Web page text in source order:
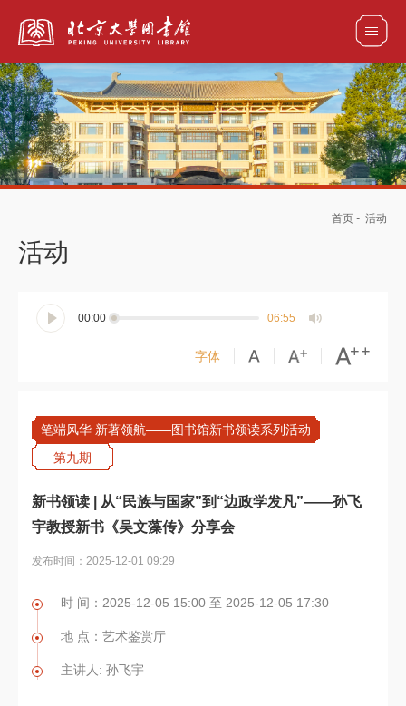
全部资源
首页 - 活动
活动
00:00 06:55
字体
笔端风华 新著领航——图书馆新书领读系列活动
第九期
新书领读 | 从“民族与国家”到“边政学发凡”——孙飞
宇教授新书《吴文藻传》分享会
发布时间：2025-12-01 09:29
时 间：2025-12-05 15:00 至 2025-12-05 17:30
地 点：艺术鉴赏厅
主讲人: 孙飞宇